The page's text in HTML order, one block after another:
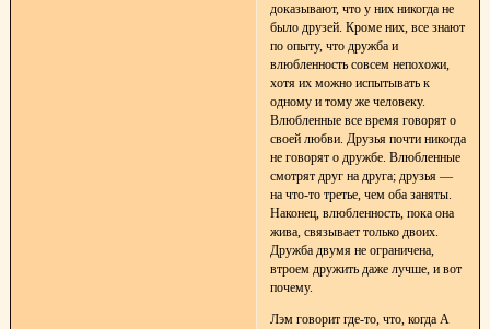
доказывают, что у них никогда не
было друзей. Кроме них, все знают
по опыту, что дружба и
влюбленность совсем непохожи,
хотя их можно испытывать к
одному и тому же человеку.
Влюбленные все время говорят о
своей любви. Друзья почти никогда
не говорят о дружбе. Влюбленные
смотрят друг на друга; друзья —
на что-то третье, чем оба заняты.
Наконец, влюбленность, пока она
жива, связывает только двоих.
Дружба двумя не ограничена,
втроем дружить даже лучше, и вот
почему.
Лэм говорит где-то, что, когда А